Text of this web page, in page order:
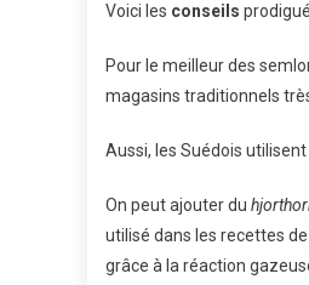
Voici les conseils
Pour le meilleur des
magasins traditionnels
Aussi, les Suédois
On peut ajouter du
utilisé dans les recettes
grâce à la réaction